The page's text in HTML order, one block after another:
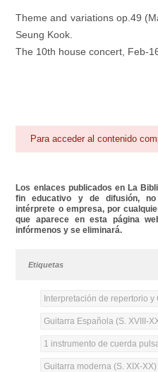
Theme and variations op.49
Seung Kook.
The 10th house concert, Feb-
Para acceder al contenido
Los enlaces publicados en La
fin educativo y de difusión, no
intérprete o empresa, por
que aparece en esta página
infórmenos y se eliminará.
Etiquetas
Interpretación de repertorio y
Guitarra Española (S. XVIII-
1 instrumento de cuerda
Guitarra moderna (S. XIX-XX)